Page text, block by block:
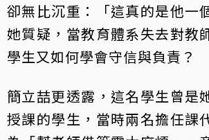
卻無比沉重：「這真的是他一
她質疑，當教育體系失去對教
學生又如何學會守信與負責？
簡立喆更透露，這名學生曾是
授課的學生，當時兩名擔任課